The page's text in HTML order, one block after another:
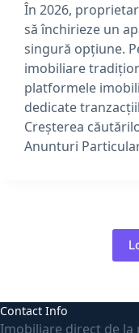
În 2026,
să închirieze un
singură opțiune.
imobiliare
platformele
dedicate
Creșterea
Anunturi
Contact Info
Imobiliare direct de la